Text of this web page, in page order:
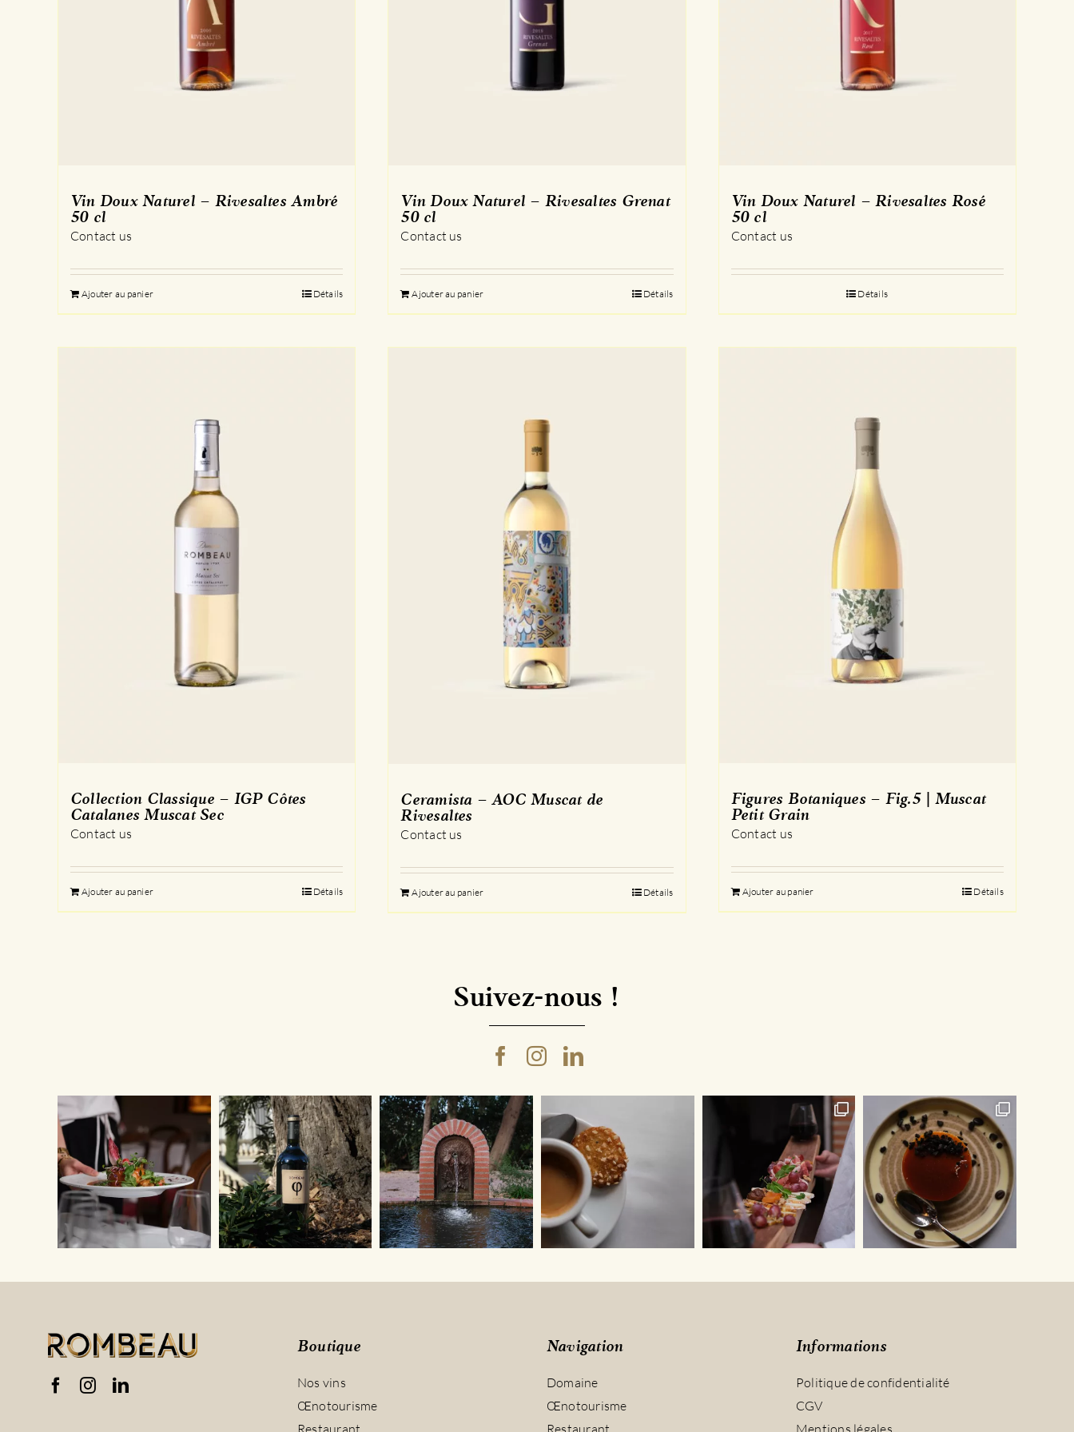
Vin Doux Naturel – Rivesaltes Ambré
50 cl
Contact us
Ajouter au panier Détails
Vin Doux Naturel – Rivesaltes Grenat
50 cl
Contact us
Ajouter au panier Détails
Vin Doux Naturel – Rivesaltes Rosé
50 cl
Contact us
Détails
Collection Classique – IGP Côtes
Catalanes Muscat Sec
Contact us
Ajouter au panier Détails
Ceramista – AOC Muscat de
Rivesaltes
Contact us
Ajouter au panier Détails
Figures Botaniques – Fig.5 | Muscat
Petit Grain
Contact us
Ajouter au panier Détails
Suivez-nous !
Boutique
Nos vins
Œnotourisme
Navigation
Domaine
Œnotourisme
Informations
Politique de confidentialité
CGV